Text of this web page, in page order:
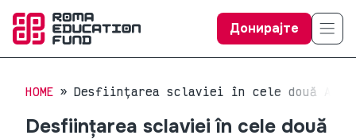
Донирајте
HOME Desființarea sclaviei în cele două
Desființarea sclaviei în cele două